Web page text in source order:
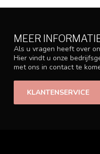
MEER
Als u vragen heeft over
Hier vindt u onze
met ons in contact te
KLANTENSERVICE